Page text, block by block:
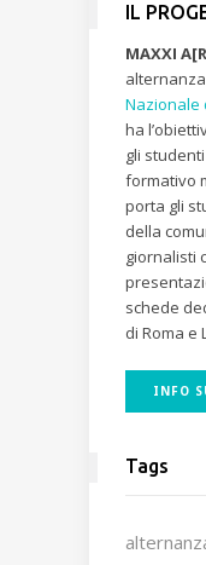
IL
MAXXI
Nazionale
ha
gli
formativo
porta gli
della
giornalisti
schede
di Roma e
INFO
Tags